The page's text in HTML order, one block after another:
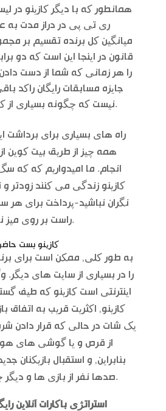
همانطور که با دیگر کازینو در
ری تی پی در دراز مدت به
میانگین کل برنده تقسیم بر
قانون در اینجا این است که دو
را هر زمانی که شما از دست
جایزه مسابقات رایگان راکد
نیست که چگونه بسیاری از کسانی وجود دارد.
راه های بسیاری برای برداشت
همه چیز از طریق بیت کوین
انجام. ما امیدواریم که که
کازینو زندگی می کنند زودتر
نگران نباشید-پرداخت برای هر
راست بر روی میز نمایش داده, و خروج.
کازینو بست حاضر
به طور کلی, ممکن است برای
را در بسیاری از سایت های دیگر.
اینترنتی است کازینو که طیف
کازینو, اکثریت قریب به اتفاق
یک شات در حالی که قرار دادن
از قرص و یا گوشی های
بنابراین, و استقبال بازیکنان
صدها نفر از بازی ها و دیگر چیزهای هیجان انگیز.
استراتژی باکارات آنلاین